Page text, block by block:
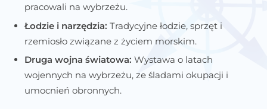
pracowali na wybrzeżu.
Łodzie i narzędzia: Tradycyjne łodzie, sprzęt i
rzemiosło związane z życiem morskim.
Druga wojna światowa: Wystawa o latach
wojennych na wybrzeżu, ze śladami okupacji i
umocnień obronnych.